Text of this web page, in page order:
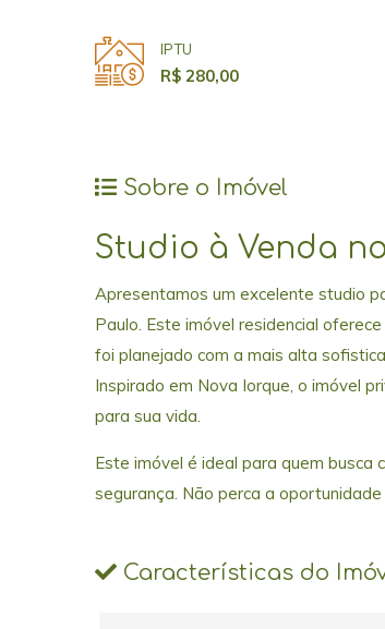
IPTU
R$ 280,00
Sobre o Imóvel
Studio à Venda
Apresentamos um excelente studio
Paulo. Este imóvel residencial
foi planejado com a mais alta
Inspirado em Nova Iorque, o imóvel
para sua vida.
Este imóvel é ideal para quem
segurança. Não perca a
Características do